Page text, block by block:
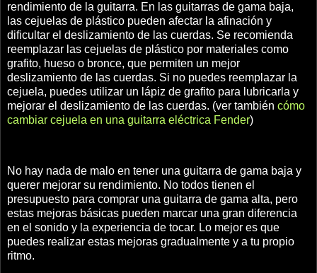
rendimiento de la guitarra. En las guitarras de gama baja,
las cejuelas de plástico pueden afectar la afinación y
dificultar el deslizamiento de las cuerdas. Se recomienda
reemplazar las cejuelas de plástico por materiales como
grafito, hueso o bronce, que permiten un mejor
deslizamiento de las cuerdas. Si no puedes reemplazar la
cejuela, puedes utilizar un lápiz de grafito para lubricarla y
mejorar el deslizamiento de las cuerdas. (ver también cómo
cambiar cejuela en una guitarra eléctrica Fender)
No hay nada de malo en tener una guitarra de gama baja y
querer mejorar su rendimiento. No todos tienen el
presupuesto para comprar una guitarra de gama alta, pero
estas mejoras básicas pueden marcar una gran diferencia
en el sonido y la experiencia de tocar. Lo mejor es que
puedes realizar estas mejoras gradualmente y a tu propio
ritmo.